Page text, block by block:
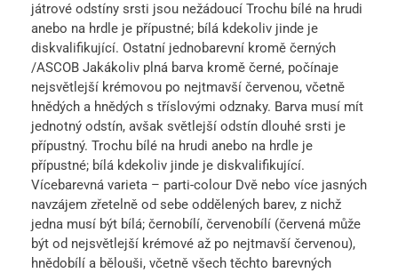
játrové odstíny srsti jsou nežádoucí Trochu bílé na hrudi
anebo na hrdle je přípustné; bílá kdekoliv jinde je
diskvalifikující. Ostatní jednobarevní kromě černých
/ASCOB Jakákoliv plná barva kromě černé, počínaje
nejsvětlejší krémovou po nejtmavší červenou, včetně
hnědých a hnědých s tříslovými odznaky. Barva musí mít
jednotný odstín, avšak světlejší odstín dlouhé srsti je
přípustný. Trochu bílé na hrudi anebo na hrdle je
přípustné; bílá kdekoliv jinde je diskvalifikující.
Vícebarevná varieta – parti-colour Dvě nebo více jasných
navzájem zřetelně od sebe oddělených barev, z nichž
jedna musí být bílá; černobílí, červenobílí (červená může
být od nejsvětlejší krémové až po nejtmavší červenou),
hnědobílí a bělouši, včetně všech těchto barevných